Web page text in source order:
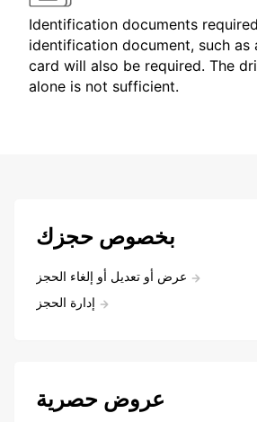
Identification documents
identification document, such as
card will also be required. The
alone is not sufficient.
بخصوص حجزك
عرض أو تعديل أو إلغاء الحجز
إدارة الحجز
عروض حصرية